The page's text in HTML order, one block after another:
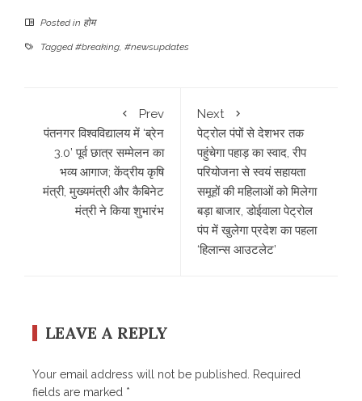
Posted in होम
Tagged#breaking, #newsupdates
Prev
​पंतनगर विश्वविद्यालय में ‘ब्रेन
3.0’ पूर्व छात्र सम्मेलन का
भव्य आगाज; केंद्रीय कृषि
मंत्री, मुख्यमंत्री और कैबिनेट
मंत्री ने किया शुभारंभ
Next
पेट्रोल पंपों से देशभर तक
पहुंचेगा पहाड़ का स्वाद, रीप
परियोजना से स्वयं सहायता
समूहों की महिलाओं को मिलेगा
बड़ा बाजार, डोईवाला पेट्रोल
पंप में खुलेगा प्रदेश का पहला
‘हिलान्स आउटलेट’
LEAVE A REPLY
Your email address will not be published.
Required
fields are marked *